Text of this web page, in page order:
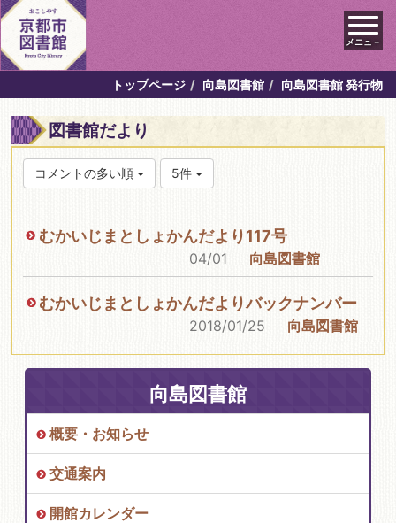
メニュ－
トップページ 向島図書館 向島図書館 発行物
図書館だより
コメントの多い順 5件
むかいじまとしょかんだより117号
04/01 向島図書館
むかいじまとしょかんだよりバックナンバー
2018/01/25 向島図書館
向島図書館
概要・お知らせ
交通案内
開館カレンダー